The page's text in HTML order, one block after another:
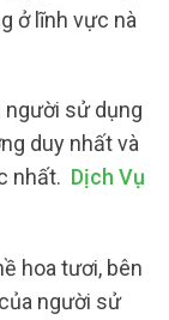
ở lĩnh vực nà
người sử dụng
duy nhất và
nhất. Dịch Vụ
hoa tươi, bên
người sử